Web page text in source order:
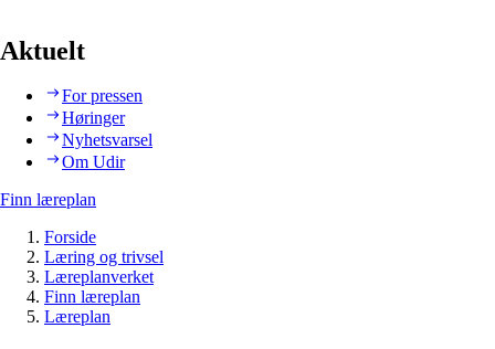
Aktuelt
For pressen
Høringer
Nyhetsvarsel
Om Udir
Finn læreplan
Forside
Læring og trivsel
Læreplanverket
Finn læreplan
Læreplan